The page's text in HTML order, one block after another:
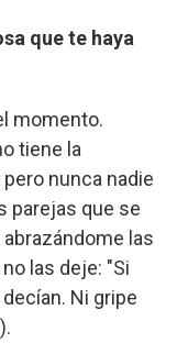
que te haya
momento.
tiene la
nunca nadie
parejas que se
las
las deje: "Si
Ni gripe